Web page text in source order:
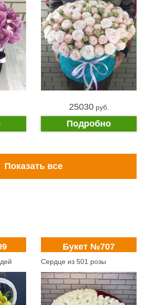
25030pуб.
Подробно
Показать все
Букет №707
Сердце из 501 розы